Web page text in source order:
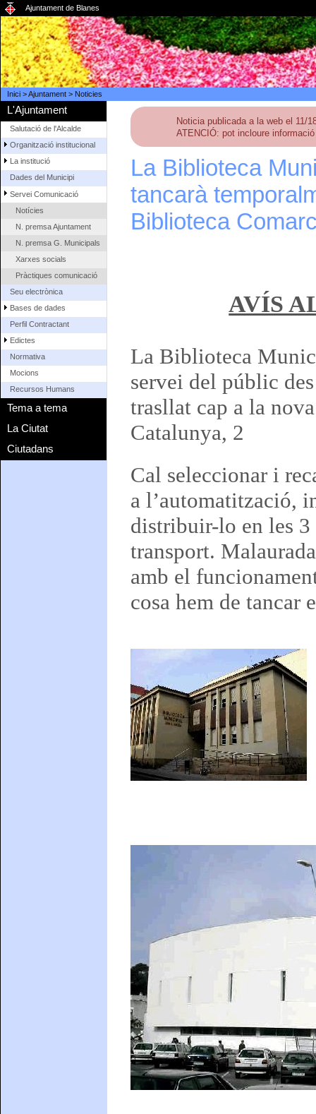
Ajuntament de Blanes
Inici>Ajuntament> Noticies
L'Ajuntament
Salutació de l'Alcalde
Organització institucional
La institució
Dades del Municipi
Servei Comunicació
Notícies
N. premsa Ajuntament
N. premsa G. Municipals
Xarxes socials
Pràctiques comunicació
Seu electrònica
Bases de dades
Perfil Contractant
Edictes
Normativa
Mocions
Recursos Humans
Tema a tema
La Ciutat
Ciutadans
Noticia publicada a la web el 11/
ATENCIÓ: pot incloure
La Biblioteca
tancarà
Biblioteca
AVÍS
La Biblioteca
servei del públic
trasllat cap a la
Catalunya, 2
Cal seleccionar i
a l’automatització,
distribuir-lo en les 3
transport.
amb el
cosa hem de tancar